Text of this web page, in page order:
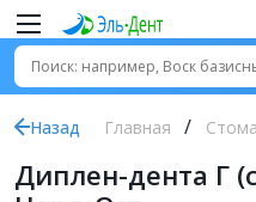
Назад Главная
Диплен-дента Г